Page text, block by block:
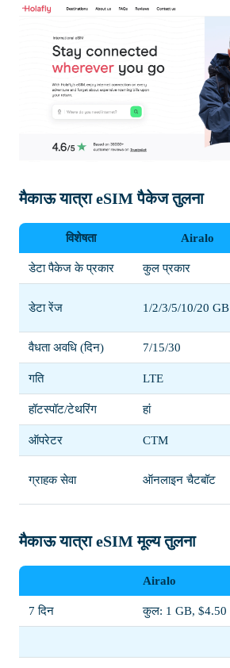
मैकाऊ यात्रा eSIM पैकेज तुलना
विशेषता Airalo
डेटा पैकेज के प्रकार कुल प्रकार
डेटा रेंज 1/2/3/5/10/20 GB
वैधता अवधि (दिन) 7/15/30
गति LTE
हॉटस्पॉट/टेथरिंग हां
ऑपरेटर CTM
ग्राहक सेवा ऑनलाइन चैटबॉट
मैकाऊ यात्रा eSIM मूल्य तुलना
Airalo
7 दिन कुल: 1 GB, $4.50